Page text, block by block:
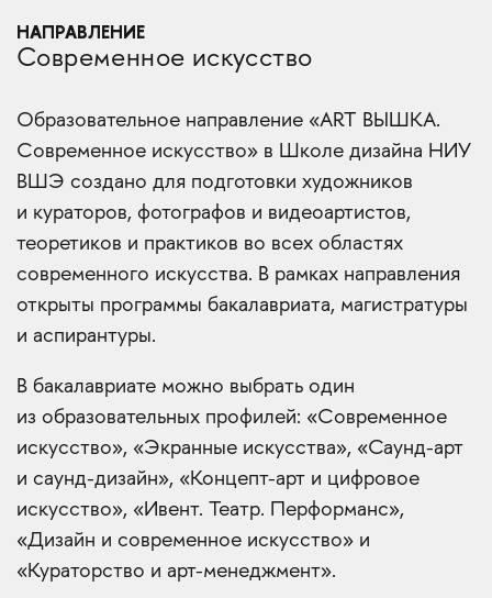
НАПРАВЛЕНИЕ
Современное искусство
Образовательное направление «ART ВЫШКА.
Современное искусство» в Школе дизайна НИУ
ВШЭ создано для подготовки художников
и кураторов, фотографов и видеоартистов,
теоретиков и практиков во всех областях
современного искусства. В рамках направления
открыты программы бакалавриата, магистратуры
и аспирантуры.
В бакалавриате можно выбрать один
из образовательных профилей: «Современное
искусство», «Экранные искусства», «Саунд-арт
и саунд-дизайн», «Концепт-арт и цифровое
искусство», «Ивент. Театр. Перформанс»,
«Дизайн и современное искусство» и
«Кураторство и арт-менеджмент».